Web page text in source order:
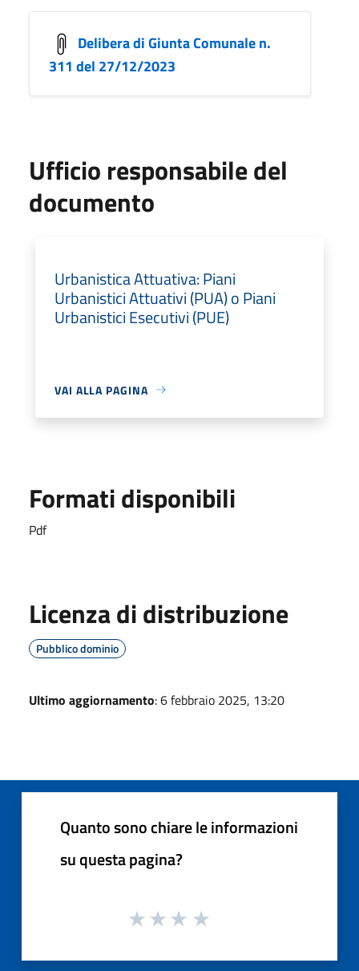
Delibera di Giunta Comunale n.
311 del 27/12/2023
Ufficio responsabile del
documento
Urbanistica Attuativa: Piani
Urbanistici Attuativi (PUA) o Piani
Urbanistici Esecutivi (PUE)
VAI ALLA PAGINA
Formati disponibili
Pdf
Licenza di distribuzione
Pubblico dominio
Ultimo aggiornamento: 6 febbraio 2025, 13:20
Quanto sono chiare le informazioni
su questa pagina?